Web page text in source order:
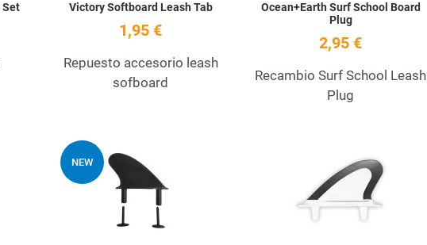
Set Victory Softboard Leash Tab
1,95 €
Repuesto accesorio leash
sofboard
Ocean+Earth Surf School Board
Plug
2,95 €
Recambio Surf School Leash
Plug
Add to Wishlist
Quick View
NEW